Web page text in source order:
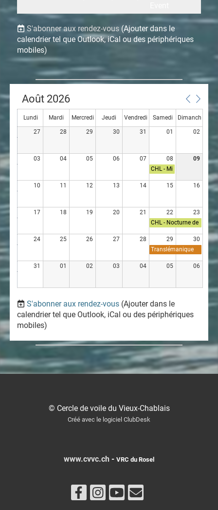
S'abonner aux rendez-vous (Ajouter dans le
calendrier tel que Outlook, iCal ou des périphériques
mobiles)
Août 2026
Lundi Mardi Mercredi Jeudi Vendredi Samedi Dimanch
27 28 29 30 31 01 02
03 04 05 06 07 08 09
10 11 12 13 14 15 16
17 18 19 20 21 22 23
24 25 26 27 28 29 30
31 01 02 03 04 05 06
CHL - Mi
double -
CHL - Nocturne de
Translémanique
S'abonner aux rendez-vous (Ajouter dans le
calendrier tel que Outlook, iCal ou des périphériques
mobiles)
© Cercle de voile du Vieux-Chablais
Créé avec le logiciel ClubDesk
www.cvvc.ch - VRC du Rosel